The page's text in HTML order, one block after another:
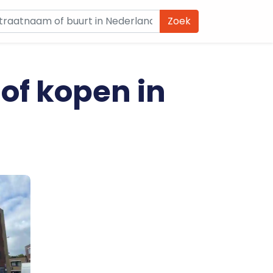
Zoek
kopen in